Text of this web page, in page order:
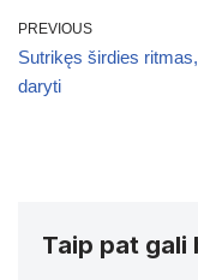
PREVIOUS
Sutrikęs širdies
daryti
Taip pat gali